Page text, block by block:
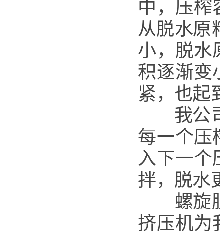
中，压榨
从脱水原
小，脱水
积逐渐变
紧，也起
我公司
每一个压
入下一个
拌，脱水
螺旋脱
挤压机为